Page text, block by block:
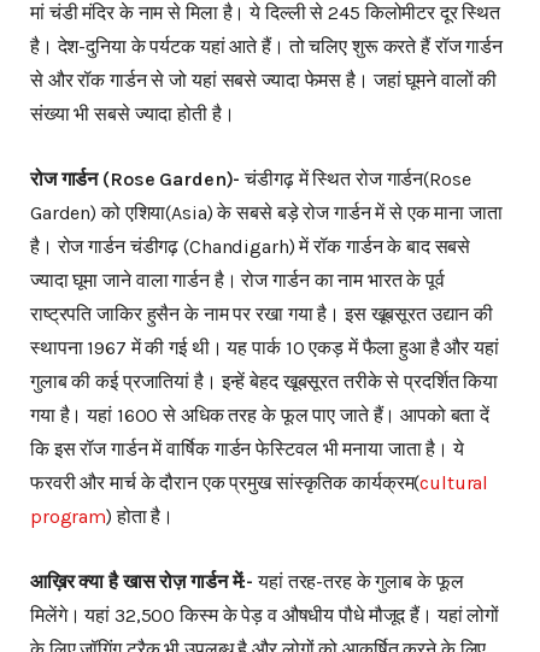
मां चंडी मंदिर के नाम से मिला है। ये दिल्ली से 245 किलोमीटर दूर स्थित
है। देश-दुनिया के पर्यटक यहां आते हैं। तो चलिए शुरू करते हैं रॉज गार्डन
से और रॉक गार्डन से जो यहां सबसे ज्यादा फेमस है। जहां घूमने वालों की
संख्या भी सबसे ज्यादा होती है।
रोज गार्डन (Rose Garden)-चंडीगढ़ में स्थित रोज गार्डन(Rose
Garden) को एशिया(Asia) के सबसे बड़े रोज गार्डन में से एक माना जाता
है। रोज गार्डन चंडीगढ़ (Chandigarh) में रॉक गार्डन के बाद सबसे
ज्यादा घूमा जाने वाला गार्डन है। रोज गार्डन का नाम भारत के पूर्व
राष्ट्रपति जाकिर हुसैन के नाम पर रखा गया है। इस खूबसूरत उद्यान की
स्थापना 1967 में की गई थी। यह पार्क 10 एकड़ में फैला हुआ है और यहां
गुलाब की कई प्रजातियां है। इन्हें बेहद खूबसूरत तरीके से प्रदर्शित किया
गया है। यहां 1600 से अधिक तरह के फूल पाए जाते हैं। आपको बता दें
कि इस रॉज गार्डन में वार्षिक गार्डन फेस्टिवल भी मनाया जाता है। ये
फरवरी और मार्च के दौरान एक प्रमुख सांस्कृतिक कार्यक्रम(cultural
program) होता है।
आख़िर क्या है खास रोज़ गार्डन में:-यहां तरह-तरह के गुलाब के फूल
मिलेंगे। यहां 32,500 किस्म के पेड़ व औषधीय पौधे मौजूद हैं। यहां लोगों